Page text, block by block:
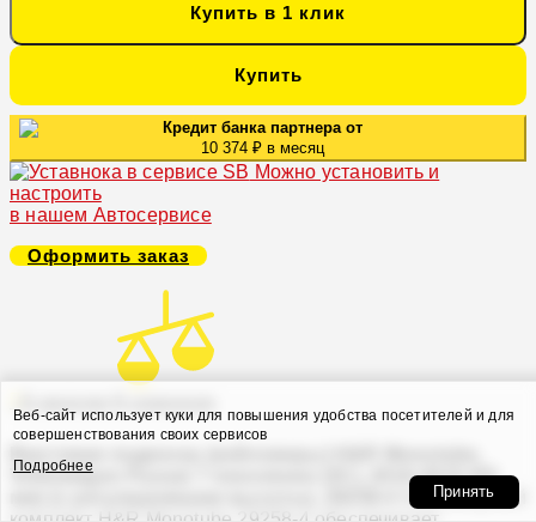
Купить в 1 клик
Купить
Кредит банка партнера от
10 374 ₽ в месяц
Можно установить и
настроить
в нашем Автосервисе
Оформить заказ
Volkswagen Passat 7 поколение (3C), 2010-2015 (55
Койловерный
Веб-сайт использует куки для повышения удобства посетителей и для
совершенствования своих сервисов
Подробнее
Принять